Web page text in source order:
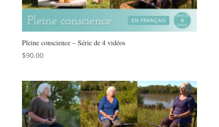
Pleine conscience – Série de 4 vidéos
$90.00